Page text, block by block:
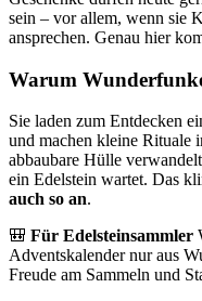
sein – vor allem, wenn sie
ansprechen. Genau hier
Warum
Sie laden zum Entdecken
und machen kleine
abbaubare Hülle
ein Edelstein wartet. Das
auch so an.
🎒 Für Edelsteinsammler
Adventskalender nur aus
Freude am Sammeln und